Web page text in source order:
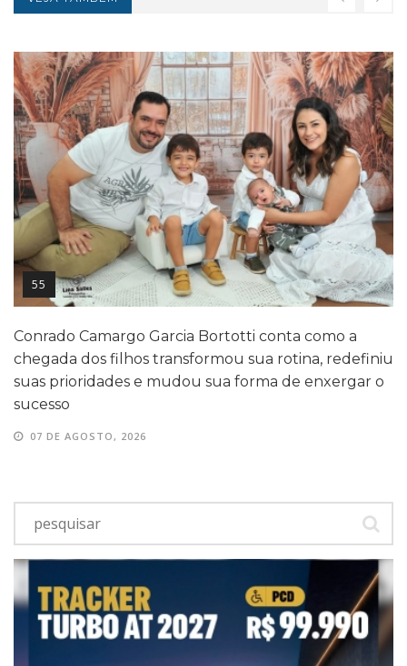
55
Conrado Camargo Garcia Bortotti conta como a
chegada dos filhos transformou sua rotina, redefiniu
suas prioridades e mudou sua forma de enxergar o
sucesso
07 DE AGOSTO, 2026